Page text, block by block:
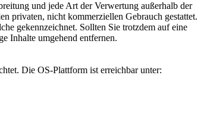
und jede Art der Verwertung außerhalb der
privaten, nicht kommerziellen Gebrauch gestattet.
gekennzeichnet. Sollten Sie trotzdem auf eine
Inhalte umgehend entfernen.
Die OS-Plattform ist erreichbar unter: